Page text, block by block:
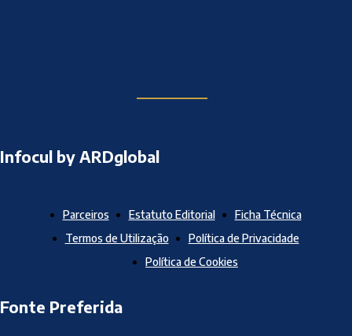
Infocul by ARDglobal
Parceiros Estatuto Editorial
Ficha Técnica
Termos de Utilização
Política de Privacidade
Política de Cookies
Fonte Preferida